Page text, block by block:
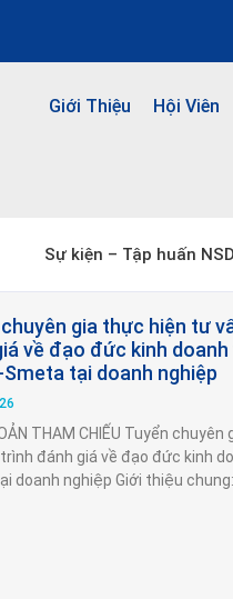
Giới Thiệu Hội Viên
Sự kiện – Tập huấn
gia thực hiện tư
về đạo đức kinh
Smeta tại doanh nghiệp
THAM CHIẾU Tuyển
đánh giá về đạo đức kinh
doanh nghiệp Giới thiệu